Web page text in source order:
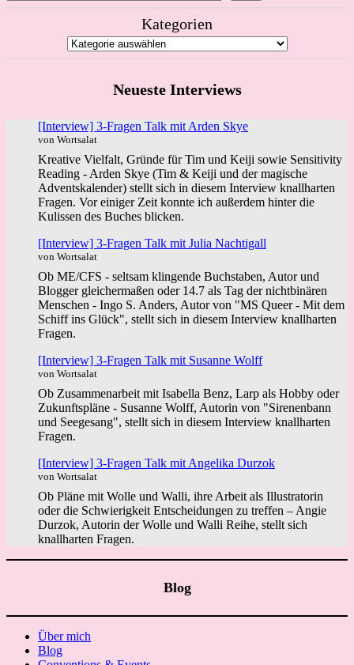
Kategorien
Neueste Interviews
[Interview] 3-Fragen Talk mit Arden Skye
von Wortsalat
Kreative Vielfalt, Gründe für Tim und Keiji sowie Sensitivity
Reading - Arden Skye (Tim & Keiji und der magische
Adventskalender) stellt sich in diesem Interview knallharten
Fragen. Vor einiger Zeit konnte ich außerdem hinter die
Kulissen des Buches blicken.
[Interview] 3-Fragen Talk mit Julia Nachtigall
von Wortsalat
Ob ME/CFS - seltsam klingende Buchstaben, Autor und
Blogger gleichermaßen oder 14.7 als Tag der nichtbinären
Menschen - Ingo S. Anders, Autor von "MS Queer - Mit dem
Schiff ins Glück", stellt sich in diesem Interview knallharten
Fragen.
[Interview] 3-Fragen Talk mit Susanne Wolff
von Wortsalat
Ob Zusammenarbeit mit Isabella Benz, Larp als Hobby oder
Zukunftspläne - Susanne Wolff, Autorin von "Sirenenbann
und Seegesang", stellt sich in diesem Interview knallharten
Fragen.
[Interview] 3-Fragen Talk mit Angelika Durzok
von Wortsalat
Ob Pläne mit Wolle und Walli, ihre Arbeit als Illustratorin
oder die Schwierigkeit Entscheidungen zu treffen – Angie
Durzok, Autorin der Wolle und Walli Reihe, stellt sich
knallharten Fragen.
Blog
Über mich
Blog